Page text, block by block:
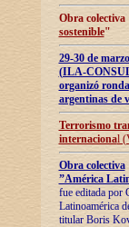
Obra
sostenible"
29-30 de
(ILA-
organizó
argentinas de
Terrorismo
internacional
Obra colectiva
”América
fue editada por
Latinoamérica
titular Boris